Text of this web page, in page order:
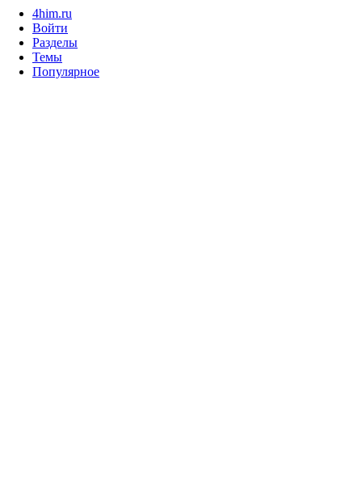
4him.ru
Войти
Разделы
Темы
Популярное